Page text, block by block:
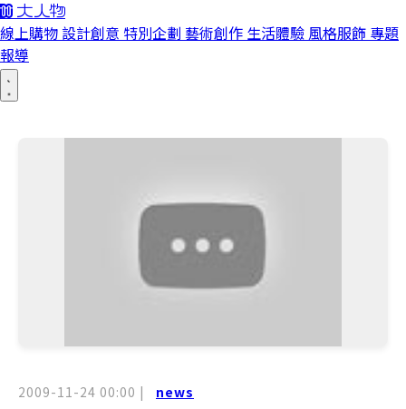
線上購物 設計創意 特別企劃 藝術創作 生活體驗 風格服飾 專題
報導
2009-11-24 00:00 | news